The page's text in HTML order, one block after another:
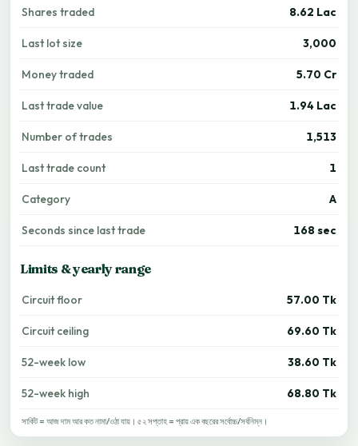
Shares traded 8.62 Lac
Last lot size 3,000
Money traded 5.70 Cr
Last trade value 1.94 Lac
Number of trades 1,513
Last trade count 1
Category A
Seconds since last trade 168 sec
Limits & yearly range
Circuit floor 57.00 Tk
Circuit ceiling 69.60 Tk
52-week low 38.60 Tk
52-week high 68.80 Tk
সার্কিট = আজ দাম আর কত নামা/ওঠা যায়। ৫২ সপ্তাহ = প্রায় এক বছরের সর্বোচ্চ/সর্বনিম্ন।